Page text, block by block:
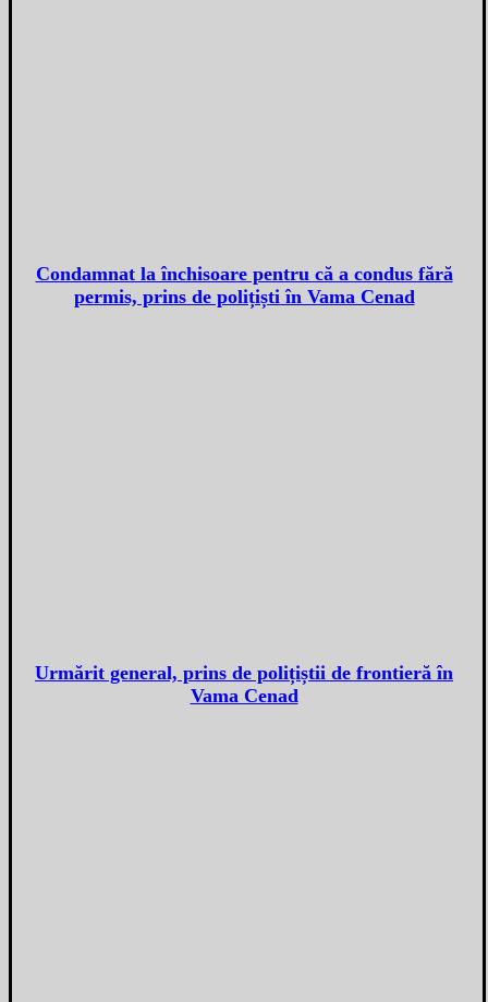
Condamnat la închisoare pentru că a condus fără
permis, prins de polițiști în Vama Cenad
Urmărit general, prins de polițiștii de frontieră în
Vama Cenad